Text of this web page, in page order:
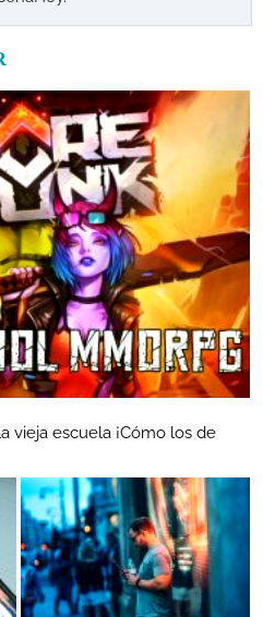
vieja escuela ¡Cómo los de